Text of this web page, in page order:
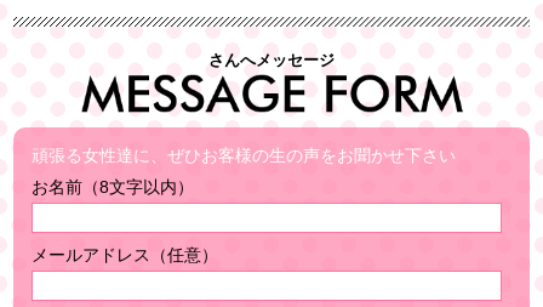
さんへメッセージ
頑張る女性達に、ぜひお客様の生の声をお聞かせ下さい
お名前（8文字以内）
メールアドレス（任意）